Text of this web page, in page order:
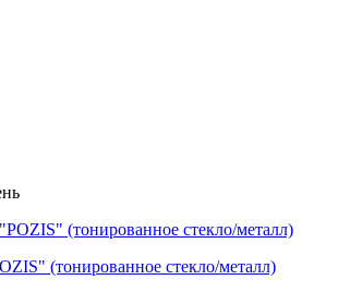
(тонированное стекло/металл)